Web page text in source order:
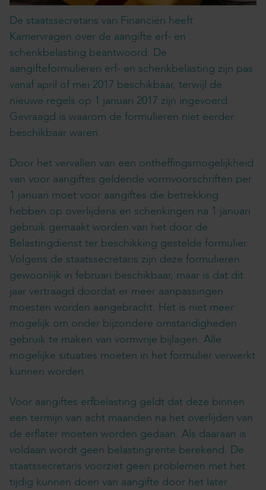
De staatssecretaris van Financiën heeft
Kamervragen over de aangifte erf- en
schenkbelasting beantwoord. De
aangifteformulieren erf- en schenkbelasting zijn pas
vanaf april of mei 2017 beschikbaar, terwijl de
nieuwe regels op 1 januari 2017 zijn ingevoerd.
Gevraagd is waarom de formulieren niet eerder
beschikbaar waren.
Door het vervallen van een ontheffingsmogelijkheid
van voor aangiftes geldende vormvoorschriften per
1 januari moet voor aangiftes die betrekking
hebben op overlijdens en schenkingen na 1 januari
gebruik gemaakt worden van het door de
Belastingdienst ter beschikking gestelde formulier.
Volgens de staatssecretaris zijn deze formulieren
gewoonlijk in februari beschikbaar, maar is dat dit
jaar vertraagd doordat er meer aanpassingen
moesten worden aangebracht. Het is niet meer
mogelijk om onder bijzondere omstandigheden
gebruik te maken van vormvrije bijlagen. Alle
mogelijke situaties moeten in het formulier verwerkt
kunnen worden.
Voor aangiftes erfbelasting geldt dat deze binnen
een termijn van acht maanden na het overlijden van
de erflater moeten worden gedaan. Als daaraan is
voldaan wordt geen belastingrente berekend. De
staatssecretaris voorziet geen problemen met het
tijdig kunnen doen van aangifte door het later